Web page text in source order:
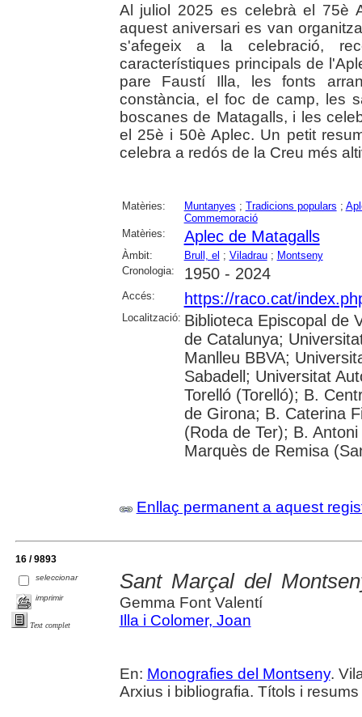
Al juliol 2025 es celebrà el 75è
aquest aniversari es van
s'afegeix a la celebració,
característiques principals de
pare Faustí Illa, les fonts
constància, el foc de camp, les
boscanes de Matagalls, i les
el 25è i 50è Aplec. Un petit
celebra a redós de la Creu més
Matèries: Muntanyes ; Tradicions populars ;
Commemoració
Matèries:
Aplec de Matagalls
Àmbit: Brull, el ; Viladrau; Montseny
Cronologia:
1950 - 2024
Accés: https://raco.cat/
Localització: Biblioteca Episcopal de
de Catalunya;
Manlleu BBVA;
Sabadell; Universitat
Torelló (Torelló); B.
de Girona; B. Caterina
(Roda de Ter); B.
Marquès de Remisa
Enllaç permanent a aquest
16 / 9893
seleccionar
imprimir
Text complet
Sant Marçal del
Gemma Font Valentí
Illa i Colomer, Joan
En: Monografies del Montseny.
Arxius i bibliografia. Títols i